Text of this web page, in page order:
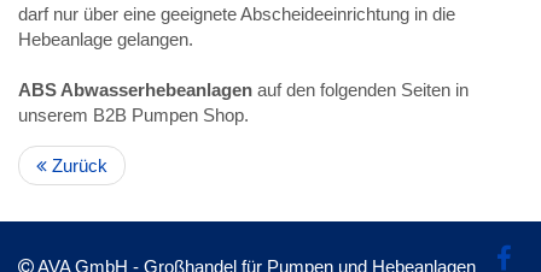
darf nur über eine geeignete Abscheideeinrichtung in die
Hebeanlage gelangen.
ABS Abwasserhebeanlagen auf den folgenden Seiten in
unserem B2B Pumpen Shop.
Zurück
AVA GmbH - Großhandel für Pumpen und Hebeanlagen